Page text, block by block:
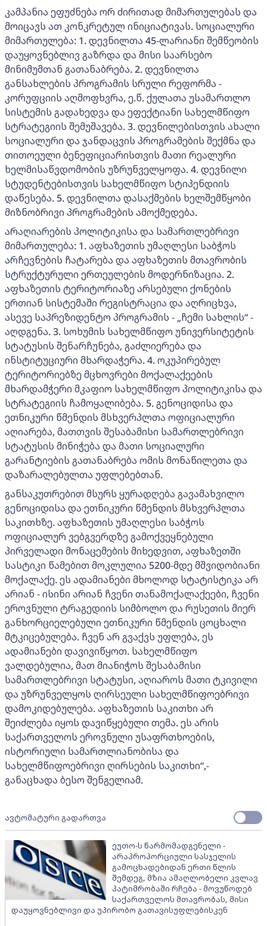
კამპანია ეფუძნება ორ ძირითად მიმართულებას და
მოიცავს ათ კონკრეტულ ინიციატივას. სოციალური
მიმართულება: 1. დევნილთა 45-ლარიანი შემწეობის
დაუყოვნებლივ გაზრდა და მისი საარსებო
მინიმუმთან გათანაბრება. 2. დევნილთა
განსახლების პროგრამის სრული რეფორმა -
კორუფციის აღმოფხვრა, ე.წ. ქულათა უსამართლო
სისტემის გადახედვა და ეფექტიანი სახელმწიფო
სტრატეგიის შემუშავება. 3. დევნილებისთვის ახალი
სოციალური და ჯანდაცვის პროგრამების შექმნა და
თითოეული ბენეფიციარისთვის მათი რეალური
ხელმისაწვდომობის უზრუნველყოფა. 4. დევნილი
სტუდენტებისთვის სახელმწიფო სტიპენდიის
დაწესება. 5. დევნილთა დასაქმების ხელშემწყობი
მიზნობრივი პროგრამების ამოქმედება.
არაღიარების პოლიტიკისა და სამართლებრივი
მიმართულება: 1. აფხაზეთის უმაღლესი საბჭოს
არჩევნების ჩატარება და აფხაზეთის მთავრობის
სტრუქტურული ერთეულების მოდერნიზაცია. 2.
აფხაზეთის ტერიტორიაზე არსებული ქონების
ერთიან სისტემაში რეგისტრაცია და აღრიცხვა,
ასევე საპრეზიდენტო პროგრამის - „ჩემი სახლის“ -
აღდგენა. 3. სოხუმის სახელმწიფო უნივერსიტეტის
სტატუსის შენარჩუნება, გაძლიერება და
ინსტიტუციური მხარდაჭერა. 4. ოკუპირებულ
ტერიტორიებზე მცხოვრები მოქალაქეების
მხარდამჭერი მკაფიო სახელმწიფო პოლიტიკისა და
სტრატეგიის ჩამოყალიბება. 5. გენოციდისა და
ეთნიკური წმენდის მსხვერპლთა ოფიციალური
აღიარება, მათთვის შესაბამისი სამართლებრივი
სტატუსის მინიჭება და მათი სოციალური
გარანტიების გათანაბრება ომის მონაწილეთა და
დაზარალებულთა უფლებებთან.
განსაკუთრებით მსურს ყურადღება გავამახვილო
გენოციდისა და ეთნიკური წმენდის მსხვერპლთა
საკითხზე. აფხაზეთის უმაღლესი საბჭოს
ოფიციალურ ვებგვერდზე გამოქვეყნებული
პირველადი მონაცემების მიხედვით, აფხაზეთში
სასტიკი წამებით მოკლულია 5200-მდე მშვიდობიანი
მოქალაქე. ეს ადამიანები მხოლოდ სტატისტიკა არ
არიან - ისინი არიან ჩვენი თანამოქალაქეები, ჩვენი
ეროვნული ტრაგედიის სიმბოლო და რუსეთის მიერ
განხორციელებული ეთნიკური წმენდის ცოცხალი
მტკიცებულება. ჩვენ არ გვაქვს უფლება, ეს
ადამიანები დავივიწყოთ. სახელმწიფო
ვალდებულია, მათ მიანიჭოს შესაბამისი
სამართლებრივი სტატუსი, აღიაროს მათი ტკივილი
და უზრუნველყოს ღირსეული სახელმწიფოებრივი
დამოკიდებულება. აფხაზეთის საკითხი არ
შეიძლება იყოს დავიწყებული თემა. ეს არის
საქართველოს ეროვნული უსაფრთხოების,
ისტორიული სამართლიანობისა და
სახელმწიფოებრივი ღირსების საკითხი“,-
განაცხადა ბესო შენგელიამ.
ავტომატური გადართვა
ეუთო-ს წარმომადგენელი -
არაპროპორციული სასჯელის
გამოცხადებიდან ერთი წლის
შემდეგ, მზია ამაღლობელი კვლავ
პატიმრობაში რჩება - მოვუწოდებ
საქართველოს მთავრობას, მისი
დაუყოვნებლივი და უპირობო გათავისუფლებისკენ